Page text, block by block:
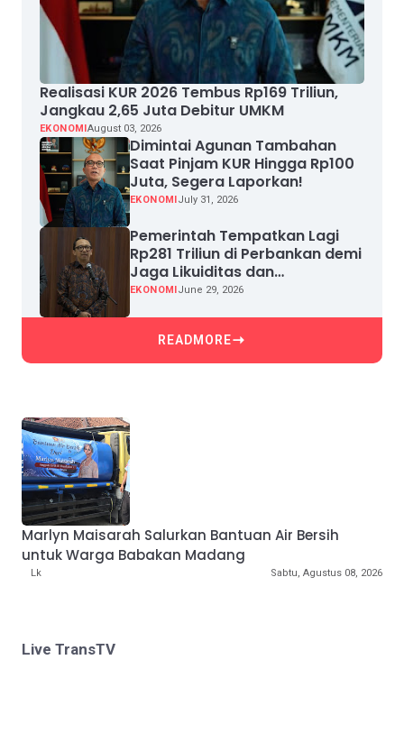
Realisasi KUR 2026 Tembus Rp169 Triliun,
Jangkau 2,65 Juta Debitur UMKM
EKONOMIAugust 03, 2026
Dimintai Agunan Tambahan
Saat Pinjam KUR Hingga Rp100
Juta, Segera Laporkan!
EKONOMIJuly 31, 2026
Pemerintah Tempatkan Lagi
Rp281 Triliun di Perbankan demi
Jaga Likuiditas dan
Pertumbuhan Kredit
EKONOMIJune 29, 2026
READMORE
Marlyn Maisarah Salurkan Bantuan Air Bersih
untuk Warga Babakan Madang
Lk Sabtu, Agustus 08, 2026
Live TransTV